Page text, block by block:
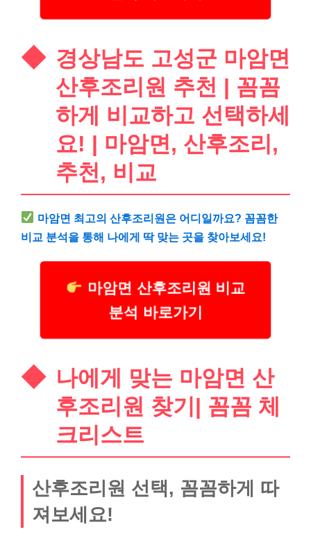
경상남도 고성군 마암면
산후조리원 추천 | 꼼꼼
하게 비교하고 선택하세
요! | 마암면, 산후조리,
추천, 비교
마암면 최고의 산후조리원은 어디일까요? 꼼꼼한
비교 분석을 통해 나에게 딱 맞는 곳을 찾아보세요!
마암면 산후조리원 비교
분석 바로가기
나에게 맞는 마암면 산
후조리원 찾기| 꼼꼼 체
크리스트
산후조리원 선택, 꼼꼼하게 따
져보세요!